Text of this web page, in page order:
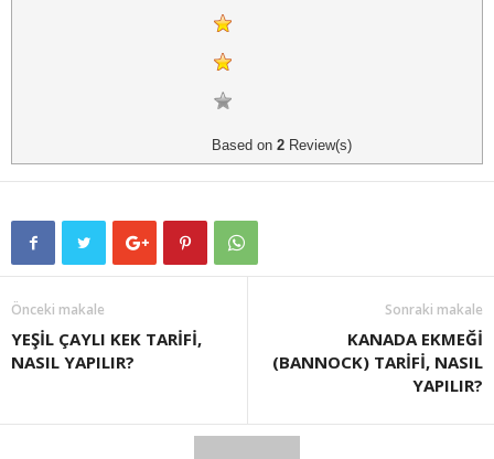
Based on 2 Review(s)
Önceki makale
YEŞİL ÇAYLI KEK TARİFİ,
NASIL YAPILIR?
Sonraki makale
KANADA EKMEĞİ
(BANNOCK) TARİFİ, NASIL
YAPILIR?